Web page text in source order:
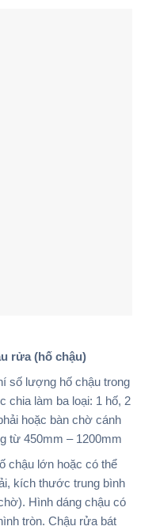
rửa (hố chậu)
số lượng hố chậu trong
chia làm ba loại: 1 hố, 2
hoặc bàn chờ cánh
từ 450mm – 1200mm
chậu lớn hoặc có thể
kích thước trung bình
Hình dáng chậu có
tròn. Chậu rửa bát